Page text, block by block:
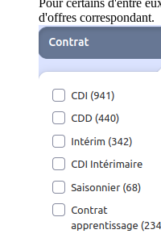
d'offres correspondant.